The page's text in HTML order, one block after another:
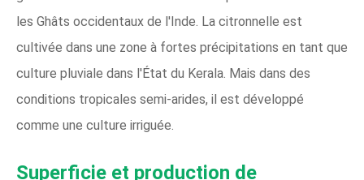
les Ghâts occidentaux de l'Inde. La citronnelle est
cultivée dans une zone à fortes précipitations en tant que
culture pluviale dans l'État du Kerala. Mais dans des
conditions tropicales semi-arides, il est développé
comme une culture irriguée.
Superficie et production de